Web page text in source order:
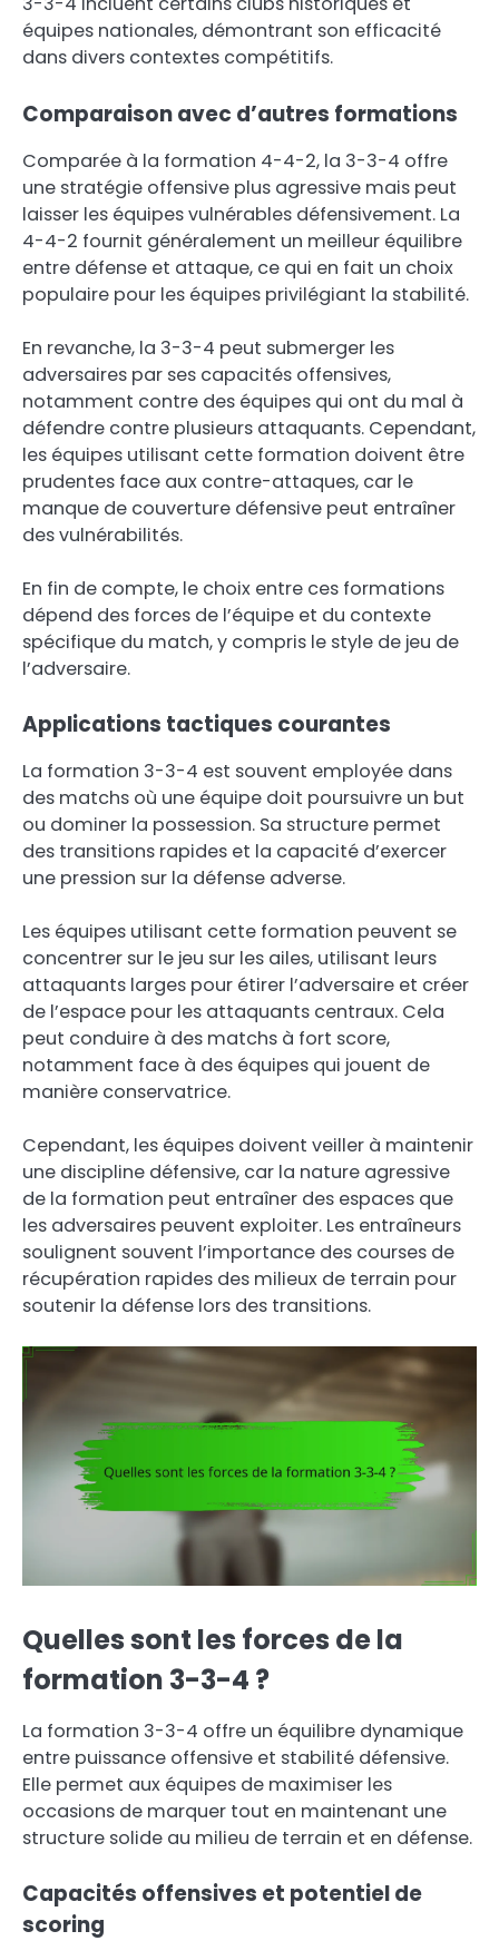
équipes nationales, démontrant son efficacité
dans divers contextes compétitifs.
Comparaison avec d’autres formations
Comparée à la formation 4-4-2, la 3-3-4 offre
une stratégie offensive plus agressive mais peut
laisser les équipes vulnérables défensivement. La
4-4-2 fournit généralement un meilleur équilibre
entre défense et attaque, ce qui en fait un choix
populaire pour les équipes privilégiant la stabilité.
En revanche, la 3-3-4 peut submerger les
adversaires par ses capacités offensives,
notamment contre des équipes qui ont du mal à
défendre contre plusieurs attaquants. Cependant,
les équipes utilisant cette formation doivent être
prudentes face aux contre-attaques, car le
manque de couverture défensive peut entraîner
des vulnérabilités.
En fin de compte, le choix entre ces formations
dépend des forces de l’équipe et du contexte
spécifique du match, y compris le style de jeu de
l’adversaire.
Applications tactiques courantes
La formation 3-3-4 est souvent employée dans
des matchs où une équipe doit poursuivre un but
ou dominer la possession. Sa structure permet
des transitions rapides et la capacité d’exercer
une pression sur la défense adverse.
Les équipes utilisant cette formation peuvent se
concentrer sur le jeu sur les ailes, utilisant leurs
attaquants larges pour étirer l’adversaire et créer
de l’espace pour les attaquants centraux. Cela
peut conduire à des matchs à fort score,
notamment face à des équipes qui jouent de
manière conservatrice.
Cependant, les équipes doivent veiller à maintenir
une discipline défensive, car la nature agressive
de la formation peut entraîner des espaces que
les adversaires peuvent exploiter. Les entraîneurs
soulignent souvent l’importance des courses de
récupération rapides des milieux de terrain pour
soutenir la défense lors des transitions.
Quelles sont les forces de la
formation 3-3-4 ?
La formation 3-3-4 offre un équilibre dynamique
entre puissance offensive et stabilité défensive.
Elle permet aux équipes de maximiser les
occasions de marquer tout en maintenant une
structure solide au milieu de terrain et en défense.
Capacités offensives et potentiel de
scoring